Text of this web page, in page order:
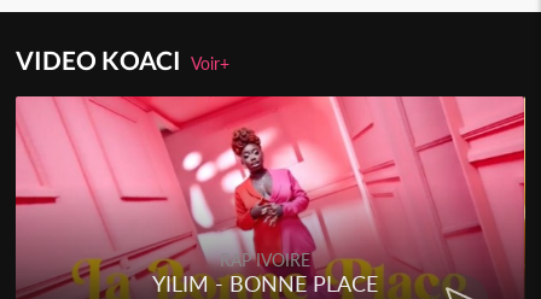
VIDEO KOACIVoir+
RAP IVOIRE
YILIM - BONNE PLACE